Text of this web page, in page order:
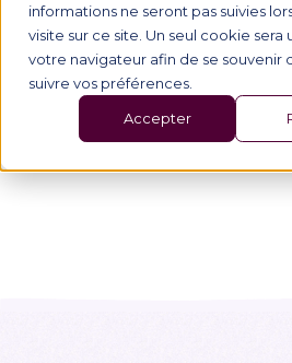
informations ne seront pas suivies
visite sur ce site. Un seul cookie sera
votre navigateur afin de se souvenir
suivre vos préférences.
Accepter